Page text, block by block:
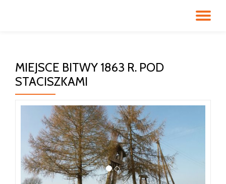
MIEJSCE BITWY 1863 R. POD
STACISZKAMI